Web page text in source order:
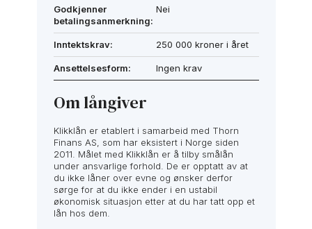
Godkjenner
betalingsanmerkning:
Nei
Inntektskrav: 250 000 kroner i året
Ansettelsesform: Ingen krav
Om långiver
Klikklån er etablert i samarbeid med Thorn
Finans AS, som har eksistert i Norge siden
2011. Målet med Klikklån er å tilby smålån
under ansvarlige forhold. De er opptatt av at
du ikke låner over evne og ønsker derfor
sørge for at du ikke ender i en ustabil
økonomisk situasjon etter at du har tatt opp et
lån hos dem.